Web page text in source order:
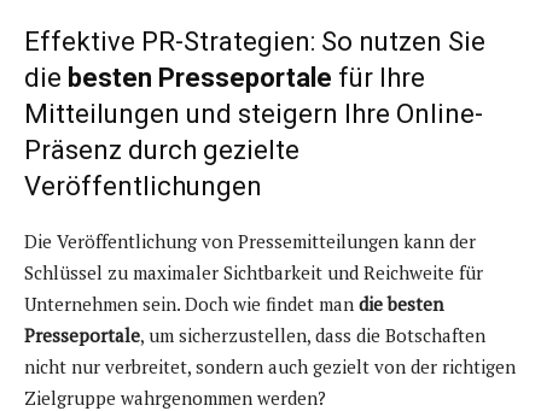
Effektive PR-Strategien: So nutzen Sie
die besten Presseportale für Ihre
Mitteilungen und steigern Ihre Online-
Präsenz durch gezielte
Veröffentlichungen
Die Veröffentlichung von Pressemitteilungen kann der
Schlüssel zu maximaler Sichtbarkeit und Reichweite für
Unternehmen sein. Doch wie findet man die besten
Presseportale, um sicherzustellen, dass die Botschaften
nicht nur verbreitet, sondern auch gezielt von der richtigen
Zielgruppe wahrgenommen werden?